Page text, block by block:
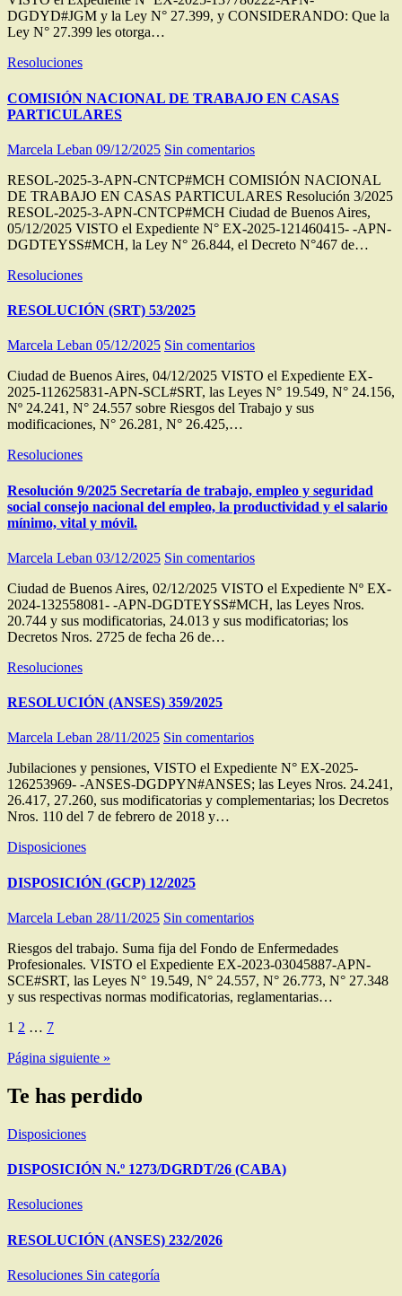
DGDYD#JGM y la Ley N° 27.399, y CONSIDERANDO: Que la
Ley N° 27.399 les otorga…
Resoluciones
COMISIÓN NACIONAL DE TRABAJO EN CASAS
PARTICULARES
Marcela Leban 09/12/2025 Sin comentarios
RESOL-2025-3-APN-CNTCP#MCH COMISIÓN NACIONAL
DE TRABAJO EN CASAS PARTICULARES Resolución 3/2025
RESOL-2025-3-APN-CNTCP#MCH Ciudad de Buenos Aires,
05/12/2025 VISTO el Expediente N° EX-2025-121460415- -APN-
DGDTEYSS#MCH, la Ley N° 26.844, el Decreto N°467 de…
Resoluciones
RESOLUCIÓN (SRT) 53/2025
Marcela Leban 05/12/2025 Sin comentarios
Ciudad de Buenos Aires, 04/12/2025 VISTO el Expediente EX-
2025-112625831-APN-SCL#SRT, las Leyes N° 19.549, N° 24.156,
Nº 24.241, N° 24.557 sobre Riesgos del Trabajo y sus
modificaciones, N° 26.281, N° 26.425,…
Resoluciones
Resolución 9/2025 Secretaría de trabajo, empleo y seguridad
social consejo nacional del empleo, la productividad y el salario
mínimo, vital y móvil.
Marcela Leban 03/12/2025 Sin comentarios
Ciudad de Buenos Aires, 02/12/2025 VISTO el Expediente Nº EX-
2024-132558081- -APN-DGDTEYSS#MCH, las Leyes Nros.
20.744 y sus modificatorias, 24.013 y sus modificatorias; los
Decretos Nros. 2725 de fecha 26 de…
Resoluciones
RESOLUCIÓN (ANSES) 359/2025
Marcela Leban 28/11/2025 Sin comentarios
Jubilaciones y pensiones, VISTO el Expediente N° EX-2025-
126253969- -ANSES-DGDPYN#ANSES; las Leyes Nros. 24.241,
26.417, 27.260, sus modificatorias y complementarias; los Decretos
Nros. 110 del 7 de febrero de 2018 y…
Disposiciones
DISPOSICIÓN (GCP) 12/2025
Marcela Leban 28/11/2025 Sin comentarios
Riesgos del trabajo. Suma fija del Fondo de Enfermedades
Profesionales. VISTO el Expediente EX-2023-03045887-APN-
SCE#SRT, las Leyes N° 19.549, N° 24.557, N° 26.773, N° 27.348
y sus respectivas normas modificatorias, reglamentarias…
Paginación
de
1 2 … 7
Página siguiente »
Te has perdido
Disposiciones
DISPOSICIÓN N.º 1273/DGRDT/26 (CABA)
Resoluciones
RESOLUCIÓN (ANSES) 232/2026
Resoluciones Sin categoría